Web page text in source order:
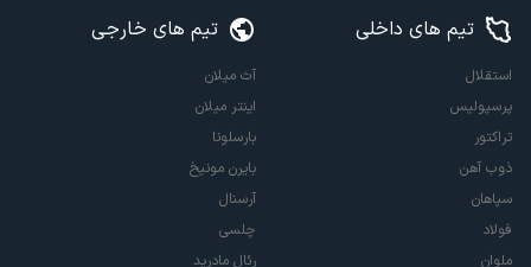
تیم های داخلی
استقلال
پرسپولیس
تراکتور
ذوب آهن
سپاهان
فولاد
ملوان
تیم های خارجی
آث میلان
اینتر میلان
بارسلونا
بایرن مونیخ
آرسنال
چلسی
رئال مادرید